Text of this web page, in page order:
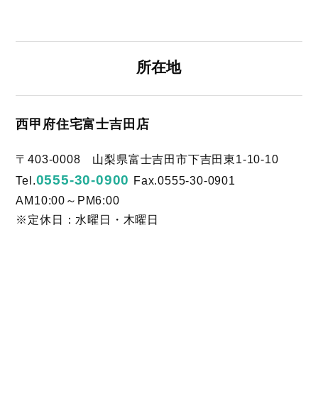
所在地
西甲府住宅富士吉田店
〒403-0008 山梨県富士吉田市下吉田東1-10-10
Tel.0555-30-0900 Fax.0555-30-0901
AM10:00～PM6:00
※定休日：水曜日・木曜日